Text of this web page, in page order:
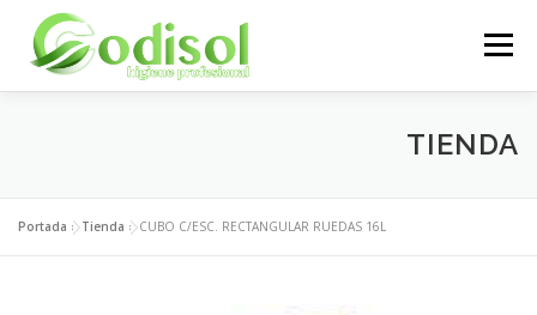
contenido
Menú
ÁREA CLIENTES CONTACTO
TIENDA
Portada »Tienda »CUBO C/ESC. RECTANGULAR RUEDAS 16L